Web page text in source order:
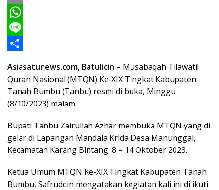
c
e
b
o
k
w
e
r
E
m
a
l
W
h
t
s
A
p
p
L
n
e
h
a
r
e
Asiasatunews.com, Batulicin – Musabaqah Tilawatil
Quran Nasional (MTQN) Ke-XIX Tingkat Kabupaten
Tanah Bumbu (Tanbu) resmi di buka, Minggu
(8/10/2023) malam.
Bupati Tanbu Zairullah Azhar membuka MTQN yang di
gelar di Lapangan Mandala Krida Desa Manunggal,
Kecamatan Karang Bintang, 8 – 14 Oktober 2023.
Ketua Umum MTQN Ke-XIX Tingkat Kabupaten Tanah
Bumbu, Safruddin mengatakan kegiatan kali ini di ikuti